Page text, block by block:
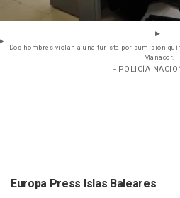
Dos hombres violan a una turista por sumisión
Manacor.
- POLICÍA
Europa Press Islas Baleares